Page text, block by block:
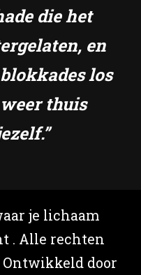
die het
en
los
thuis
je lichaam
. Alle rechten
door